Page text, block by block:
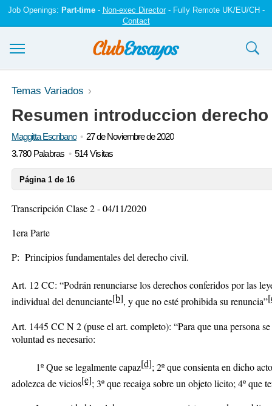
Job Openings: Part-time- Non-exec Director- Fully Remote UK/EU/CH -
Contact
Ensayos y trabajos
Registrarse
Iniciar sesión
Temas Variados
Resumen introduccion
Maggitta Escribano
27 de Noviembre de 2020
3.780 Palabras
514 Visitas
Página 1 de 16
Transcripción Clase 2 - 04/11/2020
1era Parte
P: Principios fundamentales del derecho civil.
Art. 12 CC: “Podrán renunciarse los derechos conferidos por las
individual del denunciante[b], yque no esté prohibida su renuncia”
Art. 1445 CC N 2 (puse el art. completo): “Para que una persona
voluntad es necesario:
1º Que se legalmente capaz[d]; 2ºque consienta en dicho
adolezca de vicios[e]; 3º que recaiga sobre un objeto licito; 4º que